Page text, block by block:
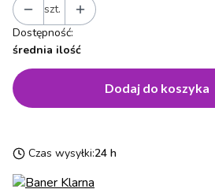
szt.
Dostępność:
średnia ilość
Dodaj do koszyka
Czas wysyłki:24 h